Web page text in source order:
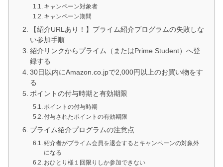
キャンペーン対象者
キャンペーン期間
【紹介URLあり！】プライム紹介プログラムの失敗しな
い参加手順
紹介リンクからプライム（またはPrime Student）へ登
録する
30日以内にAmazon.co.jpで2,000円以上のお買い物をす
る
ポイントの付与時期と有効期限
ポイントの付与時期
付与されたポイントの有効期限
プライム紹介プログラムの注意点
紹介者がプライム会員を退会するとキャンペーンの対象外
になる
おひとり様１回限りしか参加できない